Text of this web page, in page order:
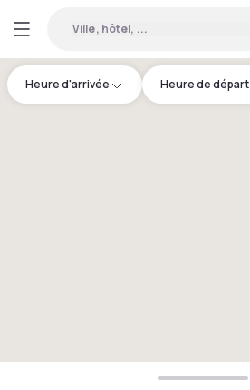
Ville, hôtel, ...
Heure d'arrivée Heure de départ